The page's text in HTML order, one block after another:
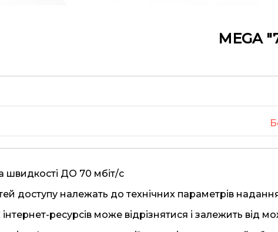
MEGA
швидкості ДО 70 мбіт/с
доступу належать до технічних параметрів
ресурсів може відрізнятися і залежить